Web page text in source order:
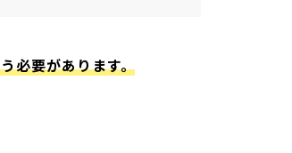
必要があります。